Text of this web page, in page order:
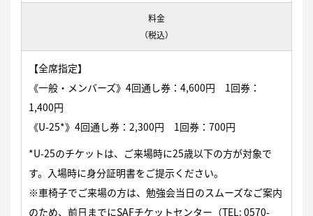
料金
（税込）
【全席指定】
《一般・メンバーズ》4回通し券：4,600円 1回券：
1,400円
《U-25*》4回通し券：2,300円 1回券：700円
*U-25のチケットは、ご来場時に25歳以下の方が対象で
す。入場時に身分証明書をご提示ください。
※車椅子でご来場の方は、勉強会当日のスムーズなご案内
のため、前日までにSAFチケットセンター（TEL: 0570-